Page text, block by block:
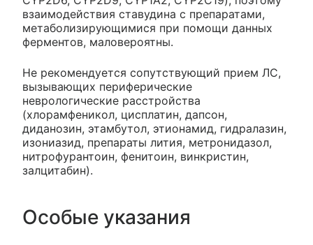
взаимодействия ставудина с препаратами,
метаболизирующимися при помощи данных
ферментов, маловероятны.
Не рекомендуется сопутствующий прием ЛС,
вызывающих периферические
неврологические расстройства
(хлорамфеникол, цисплатин, дапсон,
диданозин, этамбутол, этионамид, гидралазин,
изониазид, препараты лития, метронидазол,
нитрофурантоин, фенитоин, винкристин,
залцитабин).
Особые указания